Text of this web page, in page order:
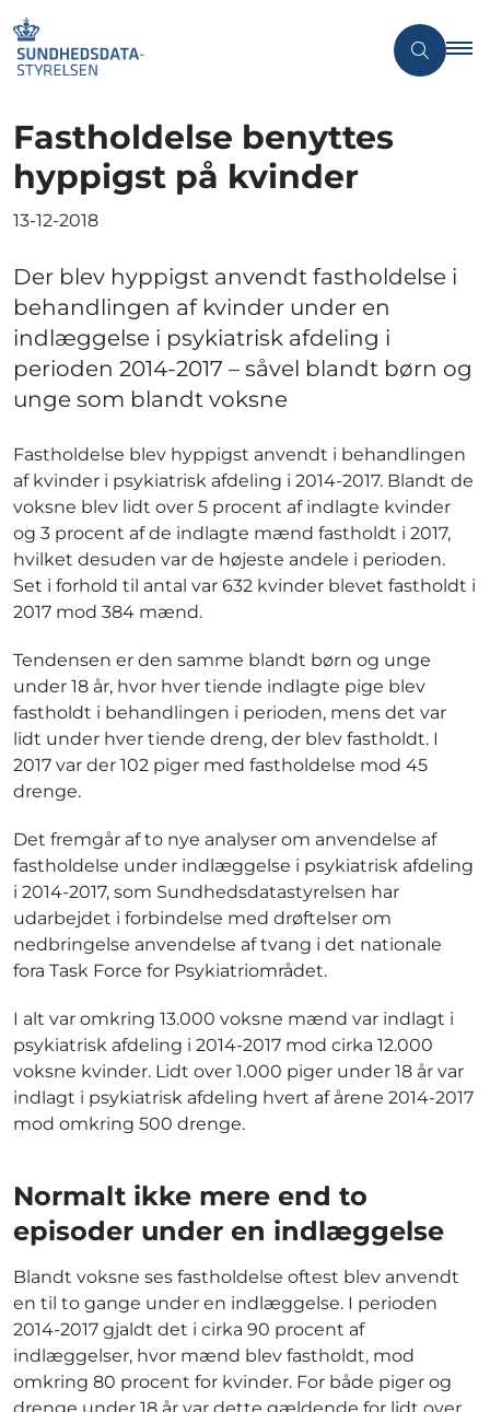
Fastholdelse benyttes
hyppigst på kvinder
13-12-2018
Der blev hyppigst anvendt fastholdelse i
behandlingen af kvinder under en
indlæggelse i psykiatrisk afdeling i
perioden 2014-2017 – såvel blandt børn og
unge som blandt voksne
Fastholdelse blev hyppigst anvendt i behandlingen
af kvinder i psykiatrisk afdeling i 2014-2017. Blandt de
voksne blev lidt over 5 procent af indlagte kvinder
og 3 procent af de indlagte mænd fastholdt i 2017,
hvilket desuden var de højeste andele i perioden.
Set i forhold til antal var 632 kvinder blevet fastholdt i
2017 mod 384 mænd.
Tendensen er den samme blandt børn og unge
under 18 år, hvor hver tiende indlagte pige blev
fastholdt i behandlingen i perioden, mens det var
lidt under hver tiende dreng, der blev fastholdt. I
2017 var der 102 piger med fastholdelse mod 45
drenge.
Det fremgår af to nye analyser om anvendelse af
fastholdelse under indlæggelse i psykiatrisk afdeling
i 2014-2017, som Sundhedsdatastyrelsen har
udarbejdet i forbindelse med drøftelser om
nedbringelse anvendelse af tvang i det nationale
fora Task Force for Psykiatriområdet.
I alt var omkring 13.000 voksne mænd var indlagt i
psykiatrisk afdeling i 2014-2017 mod cirka 12.000
voksne kvinder. Lidt over 1.000 piger under 18 år var
indlagt i psykiatrisk afdeling hvert af årene 2014-2017
mod omkring 500 drenge.
Normalt ikke mere end to
episoder under en indlæggelse
Blandt voksne ses fastholdelse oftest blev anvendt
en til to gange under en indlæggelse. I perioden
2014-2017 gjaldt det i cirka 90 procent af
indlæggelser, hvor mænd blev fastholdt, mod
omkring 80 procent for kvinder. For både piger og